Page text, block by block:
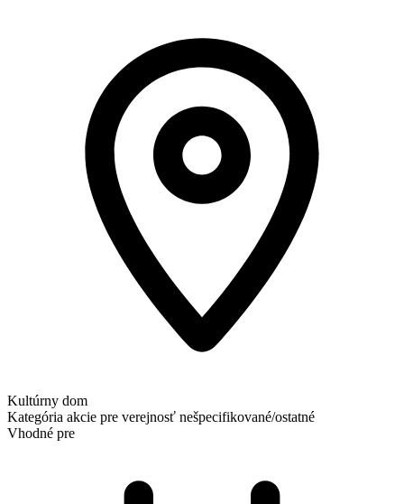
Kultúrny dom
Kategória akcie pre verejnosť nešpecifikované/ostatné
Vhodné pre